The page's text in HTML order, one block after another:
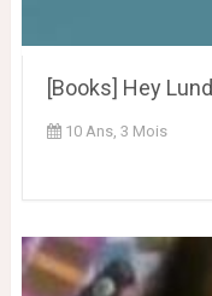
[Books] Hey
10 Ans, 3 Mois